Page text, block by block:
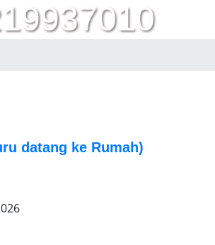
datang ke Rumah)